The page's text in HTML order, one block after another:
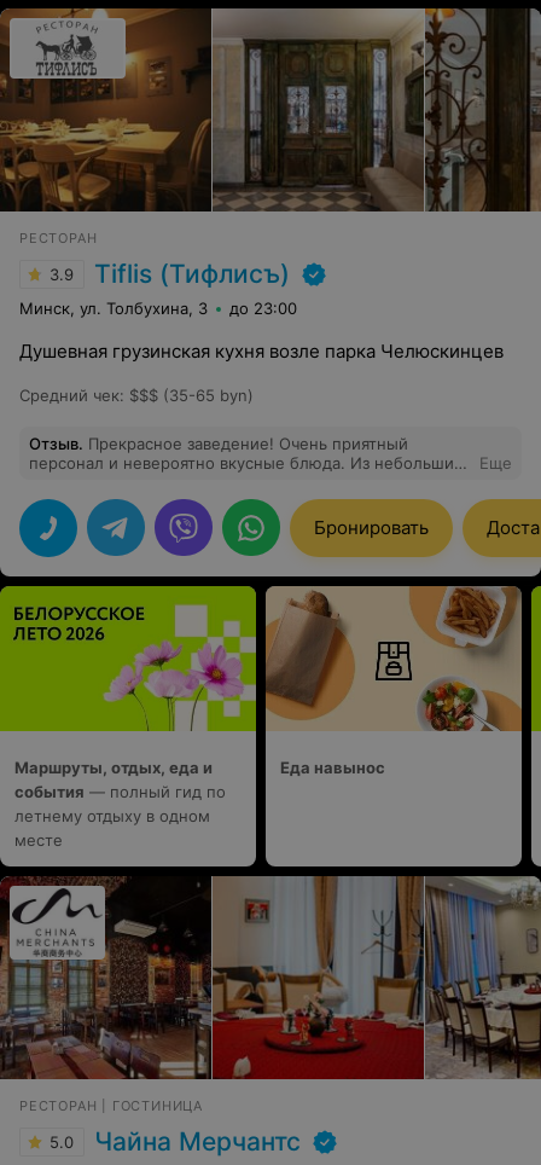
РЕСТОРАН
3.9 Tiflis (Тифлисъ)
Минск, ул. Толбухина, 3 до 23:00
Душевная грузинская кухня возле парка Челюскинцев
Средний чек: $$$ (35-65 byn)
Отзыв. Прекрасное заведение! Очень приятный
персонал и невероятно вкусные блюда. Из небольших
ужина. Но в целом - абсолютный шик! Обязательно
вернёмся. Рекомендую. :)
Еще
Бронировать
Маршруты, отдых, еда и
события — полный гид по
летнему отдыху в одном
месте
Еда навынос
РЕСТОРАН | ГОСТИНИЦА
5.0 Чайна Мерчантс